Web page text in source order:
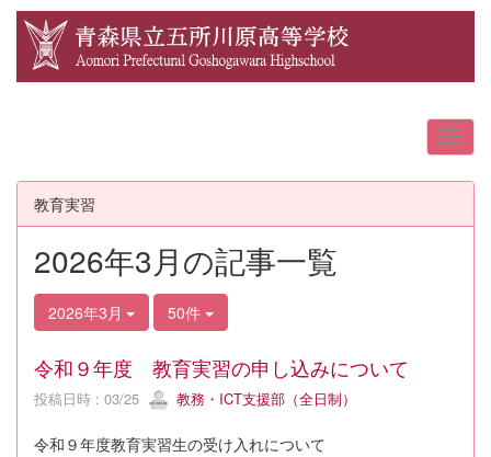
教育実習
2026年3月の記事一覧
2026年3月 50件
令和９年度 教育実習の申し込みについて
投稿日時 : 03/25 教務・ICT支援部（全日制）
令和９年度教育実習生の受け入れについて